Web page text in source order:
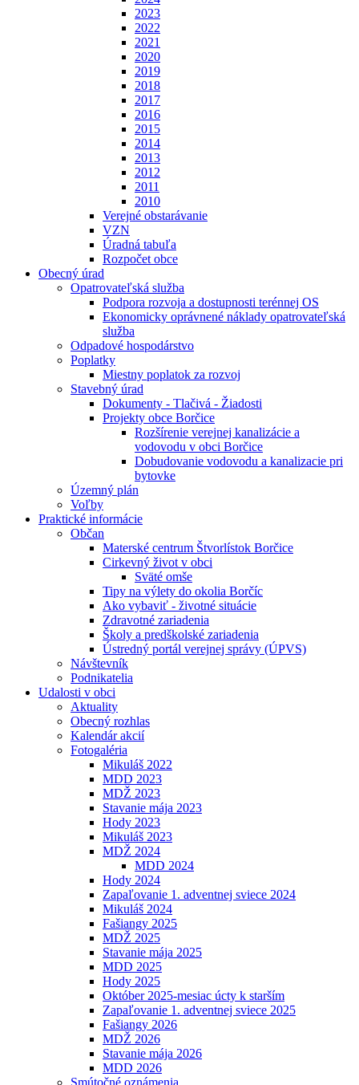
2023
2022
2021
2020
2019
2018
2017
2016
2015
2014
2013
2012
2011
2010
Verejné obstarávanie
VZN
Úradná tabuľa
Rozpočet obce
Obecný úrad
Opatrovateľská služba
Podpora rozvoja a dostupnosti terénnej OS
Ekonomicky oprávnené náklady opatrovateľská
služba
Odpadové hospodárstvo
Poplatky
Miestny poplatok za rozvoj
Stavebný úrad
Dokumenty - Tlačivá - Žiadosti
Projekty obce Borčice
Rozšírenie verejnej kanalizácie a
vodovodu v obci Borčice
Dobudovanie vodovodu a kanalizacie pri
bytovke
Územný plán
Voľby
Praktické informácie
Občan
Materské centrum Štvorlístok Borčice
Cirkevný život v obci
Sväté omše
Tipy na výlety do okolia Borčíc
Ako vybaviť - životné situácie
Zdravotné zariadenia
Školy a predškolské zariadenia
Ústredný portál verejnej správy (ÚPVS)
Návštevník
Podnikatelia
Udalosti v obci
Aktuality
Obecný rozhlas
Kalendár akcií
Fotogaléria
Mikuláš 2022
MDD 2023
MDŽ 2023
Stavanie mája 2023
Hody 2023
Mikuláš 2023
MDŽ 2024
MDD 2024
Hody 2024
Zapaľovanie 1. adventnej sviece 2024
Mikuláš 2024
Fašiangy 2025
MDŽ 2025
Stavanie mája 2025
MDD 2025
Hody 2025
Október 2025-mesiac úcty k starším
Zapaľovanie 1. adventnej sviece 2025
Fašiangy 2026
MDŽ 2026
Stavanie mája 2026
MDD 2026
Smútočné oznámenia